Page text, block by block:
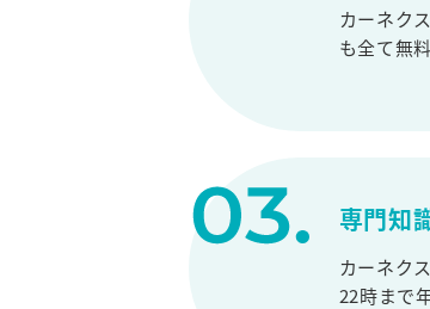
カーネク
も全て無
専門知
カーネク
22時まで